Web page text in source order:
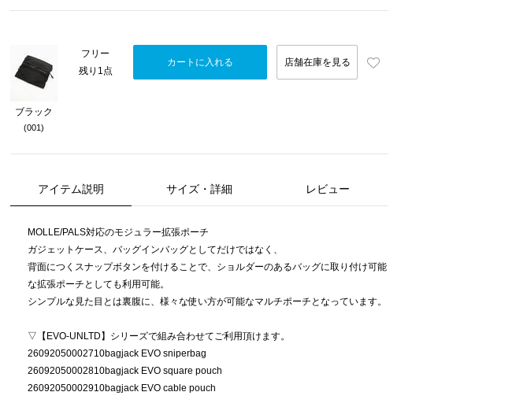
ブラック
(001)
フリー
残り1点
カートに入れる 店舗在庫を見る
アイテム説明 サイズ・詳細 レビュー
MOLLE/PALS対応のモジュラー拡張ポーチ
ガジェットケース、バッグインバッグとしてだけではなく、
背面につくスナップボタンを付けることで、ショルダーのあるバッグに取り付け可能
な拡張ポーチとしても利用可能。
シンプルな見た目とは裏腹に、様々な使い方が可能なマルチポーチとなっています。
▽【EVO-UNLTD】シリーズで組み合わせてご利用頂けます。
26092050002710bagjack EVO sniperbag
26092050002810bagjack EVO square pouch
26092050002910bagjack EVO cable pouch